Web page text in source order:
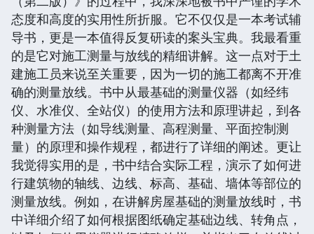
态度和高度的实用性所折服。它不仅仅是一本考试辅
导书，更是一本值得反复研读的案头宝典。我最看重
的是它对施工测量与放线的精细讲解。这一点对于土
建施工员来说至关重要，因为一切的施工都离不开准
确的测量放线。书中从最基础的测量仪器（如经纬
仪、水准仪、全站仪）的使用方法和原理讲起，到各
种测量方法（如导线测量、高程测量、平面控制测
量）的原理和操作规程，都进行了详细的阐述。更让
我觉得实用的是，书中结合实际工程，演示了如何进
行建筑物的轴线、边线、标高、基础、墙体等部位的
测量放线。例如，在讲解房屋基础的测量放线时，书
中详细介绍了如何根据图纸确定基础边线、转角点，